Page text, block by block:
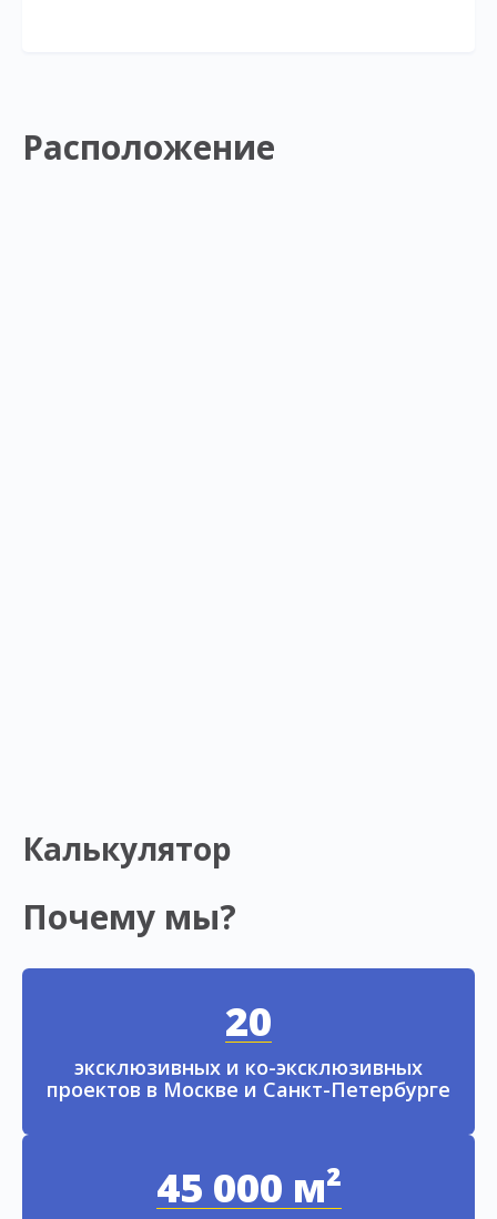
Расположение
Калькулятор
Почему мы?
20
эксклюзивных и ко-эксклюзивных
проектов в Москве и Санкт-Петербурге
45 000 м²